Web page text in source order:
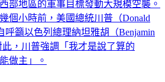
部地區的軍事目標發動大規模空襲。
個小時前，美國總統川普（Donald
呼籲以色列總理納坦雅胡（Benjamin
此，川普強調「我才是說了算的
做主」。